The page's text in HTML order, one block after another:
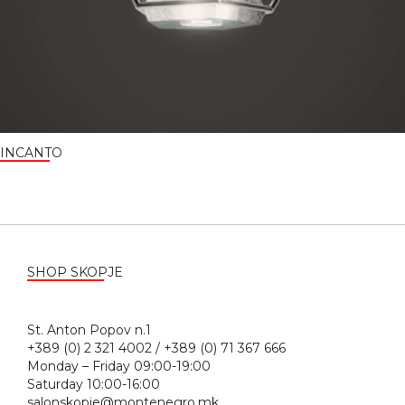
INCANTO
SHOP SKOPJE
St. Anton Popov n.1
+389 (0) 2 321 4002 / +389 (0) 71 367 666
Monday – Friday 09:00-19:00
Saturday 10:00-16:00